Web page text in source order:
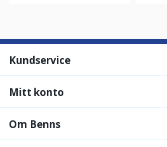
Kundservice
Mitt konto
Om Benns